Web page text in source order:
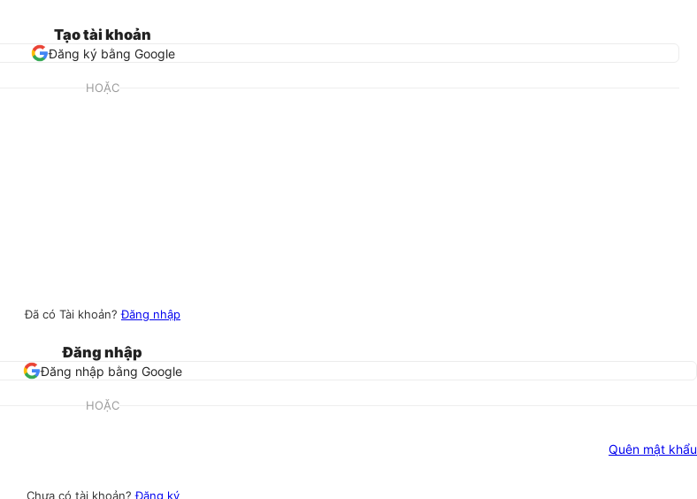
Tạo tài khoản
Đăng ký bằng Google
HOẶC
Đã có Tài khoản?Đăng nhập
Đăng nhập
Đăng nhập bằng Google
HOẶC
Quên mật khẩu
Chưa có tài khoản?Đăng ký